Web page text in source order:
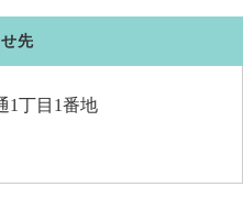
先
1丁目1番地